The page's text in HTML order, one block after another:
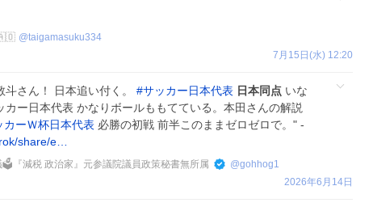
🇦🇴 @taigamasuku334
7月15日(水) 12:20
斗さん！ 日本追い付く。 #サッカー日本代表 日本同点 いな
カー日本代表 かなりボールももてている。本田さんの解説
カーＷ杯日本代表 必勝の初戦 前半このままゼロゼロで。" -
share/e…
🗳️『減税 政治家』元参議院議員政策秘書無所属 @gohhog1
2026年6月14日